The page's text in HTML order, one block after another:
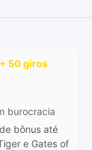
50 giros
burocracia
bônus até
e Gates of